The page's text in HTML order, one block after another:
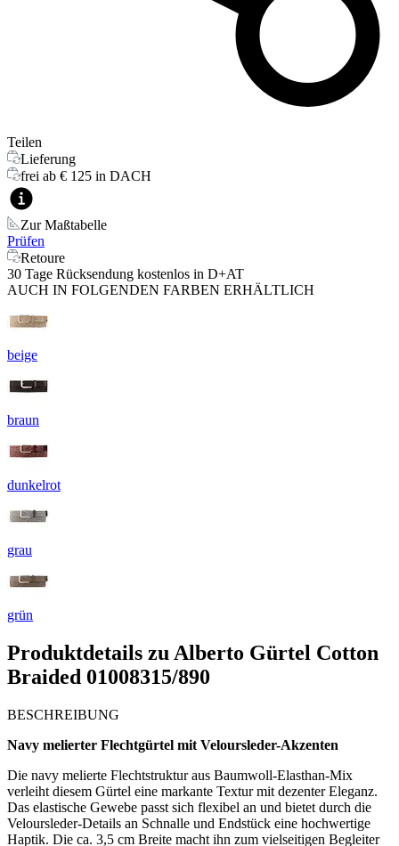
Teilen
Lieferung
frei ab € 125 in DACH
Zur Maßtabelle
Prüfen
Retoure
30 Tage Rücksendung kostenlos in D+AT
AUCH IN FOLGENDEN FARBEN ERHÄLTLICH
beige
braun
dunkelrot
grau
grün
Produktdetails zu Alberto Gürtel Cotton
Braided 01008315/890
BESCHREIBUNG
Navy melierter Flechtgürtel mit Veloursleder-Akzenten
Die navy melierte Flechtstruktur aus Baumwoll-Elasthan-Mix
verleiht diesem Gürtel eine markante Textur mit dezenter Eleganz.
Das elastische Gewebe passt sich flexibel an und bietet durch die
Veloursleder-Details an Schnalle und Endstück eine hochwertige
Haptik. Die ca. 3,5 cm Breite macht ihn zum vielseitigen Begleiter